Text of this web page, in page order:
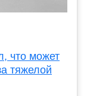
что может
тяжелой